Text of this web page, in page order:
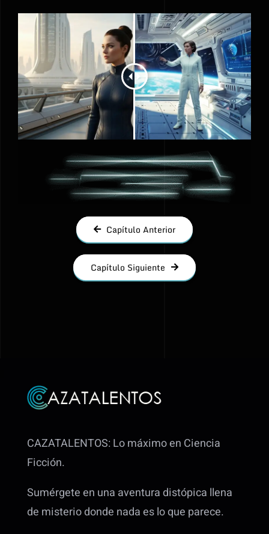
Capítulo Anterior
Capítulo Siguiente
CAZATALENTOS: Lo máximo en Ciencia
Ficción.
Sumérgete en una aventura distópica llena
de misterio donde nada es lo que parece.